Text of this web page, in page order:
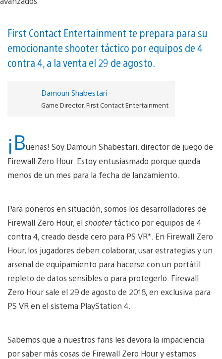
First Contact Entertainment te prepara para su
emocionante shooter táctico por equipos de 4
contra 4, a la venta el 29 de agosto.
Damoun Shabestari
Game Director, First Contact Entertainment
¡Buenas! Soy Damoun Shabestari, director de juego de
Firewall Zero Hour. Estoy entusiasmado porque queda
menos de un mes para la fecha de lanzamiento.
Para poneros en situación, somos los desarrolladores de
Firewall Zero Hour, el shootertáctico por equipos de 4
contra 4, creado desde cero para PS VR*. En Firewall Zero
Hour, los jugadores deben colaborar, usar estrategias y un
arsenal de equipamiento para hacerse con un portátil
repleto de datos sensibles o para protegerlo. Firewall
Zero Hour sale el 29 de agosto de 2018, en exclusiva para
PS VR en el sistema PlayStation 4.
Sabemos que a nuestros fans les devora la impaciencia
por saber más cosas de Firewall Zero Hour y estamos